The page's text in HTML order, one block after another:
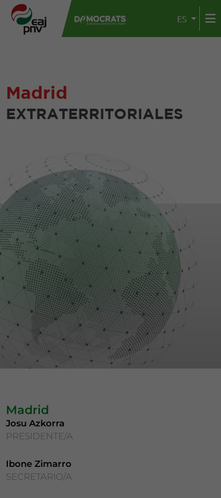
ES
Madrid
EXTRATERRITORIALES
Madrid
Josu Azkorra
PRESIDENTE/A
Ibone Zimarro
SECRETARIO/A